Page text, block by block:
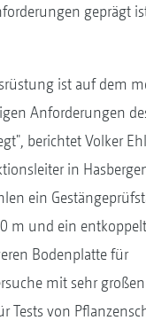
geprägt
ist auf dem
Anforderungen
berichtet Volker
in
ein
m und ein
Bodenplatte für
mit sehr großen
Tests von